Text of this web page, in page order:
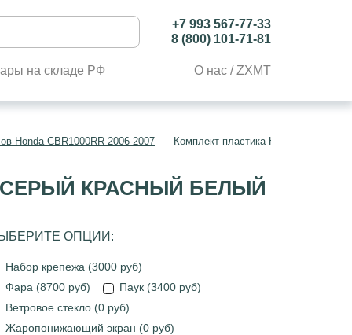
+7 993 567-77-33
8 (800) 101-71-81
на складе РФ О нас / ZXMT
Honda CBR1000RR 2006-2007 Комплект пластика Honda
СЕРЫЙ КРАСНЫЙ БЕЛЫЙ
ОПЦИИ:
Набор крепежа (3000 руб)
Фара (8700 руб)
Паук (3400 руб)
Ветровое стекло (0 руб)
Жаропонижающий экран (0 руб)